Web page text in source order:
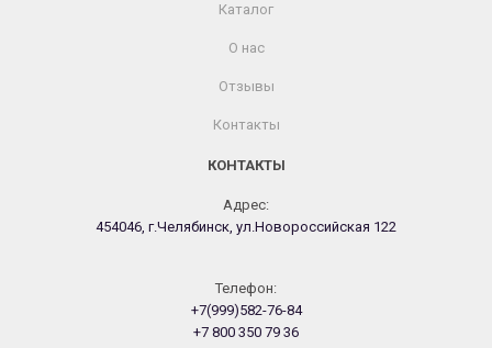
Каталог
О нас
Отзывы
Контакты
КОНТАКТЫ
Адрес:
454046, г.Челябинск, ул.Новороссийская 122
Телефон:
+7(999)582-76-84
+7 800 350 79 36